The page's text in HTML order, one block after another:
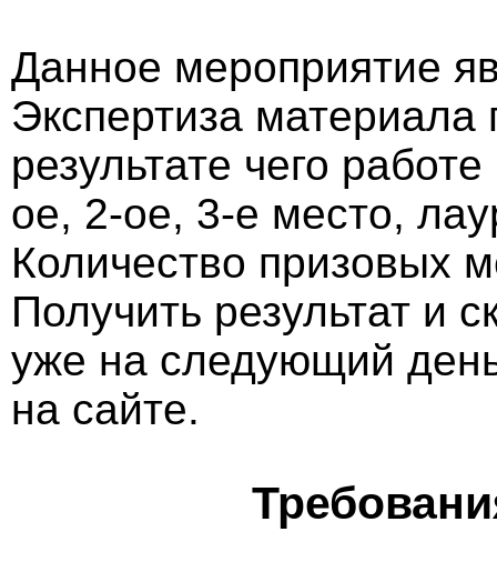
Данное мероприятие
Экспертиза
результате чего
ое, 2-ое, 3-е место,
Количество призовых
Получить результат и
уже на следующий
на сайте.